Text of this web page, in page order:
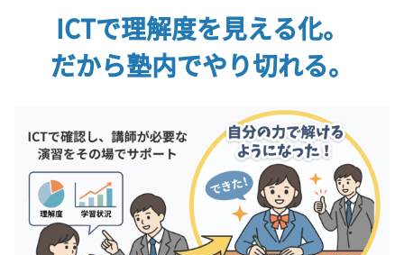
ICTで理解度を見える化。
だから塾内でやり切れる。